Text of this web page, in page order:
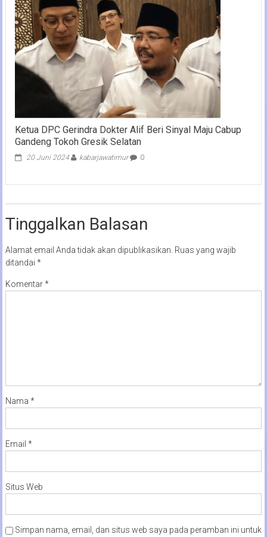
Ketua DPC Gerindra Dokter Alif Beri Sinyal Maju Cabup
Gandeng Tokoh Gresik Selatan
20 Juni 2024 kabarjawatimur 0
Tinggalkan Balasan
Alamat email Anda tidak akan dipublikasikan. Ruas yang wajib
ditandai *
Komentar*
Nama *
Email *
Situs Web
Simpan nama, email, dan situs web saya pada peramban ini untuk